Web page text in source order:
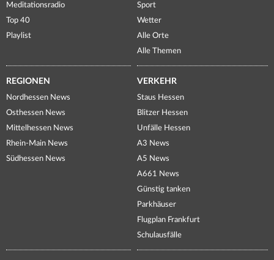
Meditationsradio
Top 40
Playlist
Sport
Wetter
Alle Orte
Alle Themen
REGIONEN
Nordhessen News
Osthessen News
Mittelhessen News
Rhein-Main News
Südhessen News
VERKEHR
Staus Hessen
Blitzer Hessen
Unfälle Hessen
A3 News
A5 News
A661 News
Günstig tanken
Parkhäuser
Flugplan Frankfurt
Schulausfälle